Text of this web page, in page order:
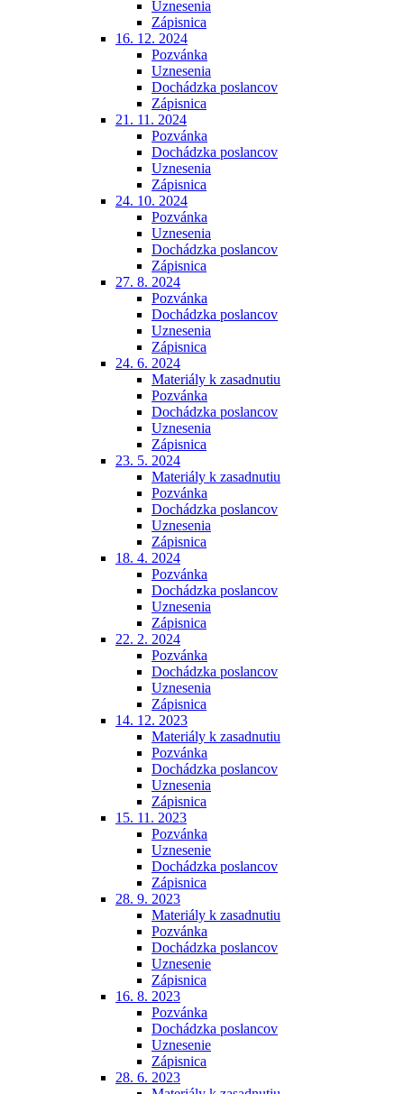
Uznesenia
Zápisnica
16. 12. 2024
Pozvánka
Uznesenia
Dochádzka poslancov
Zápisnica
21. 11. 2024
Pozvánka
Dochádzka poslancov
Uznesenia
Zápisnica
24. 10. 2024
Pozvánka
Uznesenia
Dochádzka poslancov
Zápisnica
27. 8. 2024
Pozvánka
Dochádzka poslancov
Uznesenia
Zápisnica
24. 6. 2024
Materiály k zasadnutiu
Pozvánka
Dochádzka poslancov
Uznesenia
Zápisnica
23. 5. 2024
Materiály k zasadnutiu
Pozvánka
Dochádzka poslancov
Uznesenia
Zápisnica
18. 4. 2024
Pozvánka
Dochádzka poslancov
Uznesenia
Zápisnica
22. 2. 2024
Pozvánka
Dochádzka poslancov
Uznesenia
Zápisnica
14. 12. 2023
Materiály k zasadnutiu
Pozvánka
Dochádzka poslancov
Uznesenia
Zápisnica
15. 11. 2023
Pozvánka
Uznesenie
Dochádzka poslancov
Zápisnica
28. 9. 2023
Materiály k zasadnutiu
Pozvánka
Dochádzka poslancov
Uznesenie
Zápisnica
16. 8. 2023
Pozvánka
Dochádzka poslancov
Uznesenie
Zápisnica
28. 6. 2023